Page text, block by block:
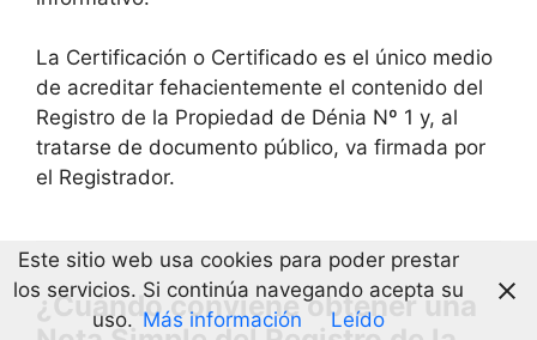
La Certificación o Certificado es el único medio
de acreditar fehacientemente el contenido del
Registro de la Propiedad de Dénia Nº 1 y, al
tratarse de documento público, va firmada por
el Registrador.
¿Cuándo conviene obtener una
Este sitio web usa cookies para poder prestar
los servicios. Si continúa navegando acepta su
uso. Más información Leído